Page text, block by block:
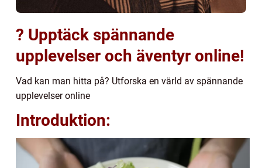
? Upptäck spännande
upplevelser och äventyr online!
Vad kan man hitta på? Utforska en värld av spännande
upplevelser online
Introduktion: